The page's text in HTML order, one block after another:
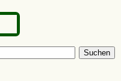
Suchen